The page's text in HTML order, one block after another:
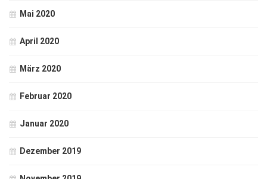
Mai 2020
April 2020
März 2020
Februar 2020
Januar 2020
Dezember 2019